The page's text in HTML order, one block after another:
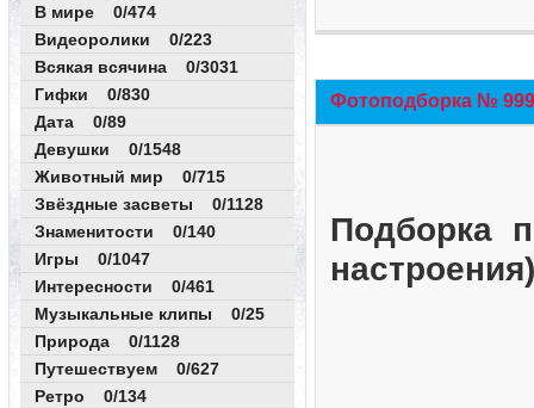
В мире 0/474
Видеоролики 0/223
Всякая всячина 0/3031
Гифки 0/830
Дата 0/89
Девушки 0/1548
Животный мир 0/715
Звёздные засветы 0/1128
Знаменитости 0/140
Игры 0/1047
Интересности 0/461
Музыкальные клипы 0/25
Природа 0/1128
Путешествуем 0/627
Ретро 0/134
Фотоподборка №
Подборка